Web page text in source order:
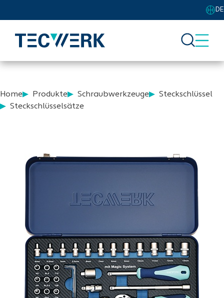
DE
Home Produkte Schraubwerkzeuge
Steckschlüssel
Steckschlüsselsätze